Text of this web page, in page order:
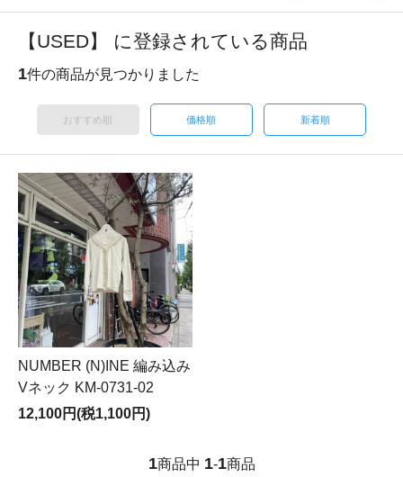
【USED】 に登録されている商品
1件の商品が見つかりました
おすすめ順 価格順 新着順
NUMBER (N)INE 編み込み
Vネック KM-0731-02
12,100円(税1,100円)
1商品中 1-1商品